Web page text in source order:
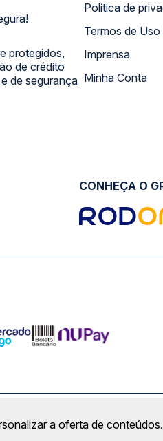
protegidos,
de crédito
de segurança
Política de
Termos
Imprensa
Minha Conta
CONHEÇA O
Comercial Alphaville,
a oferta de